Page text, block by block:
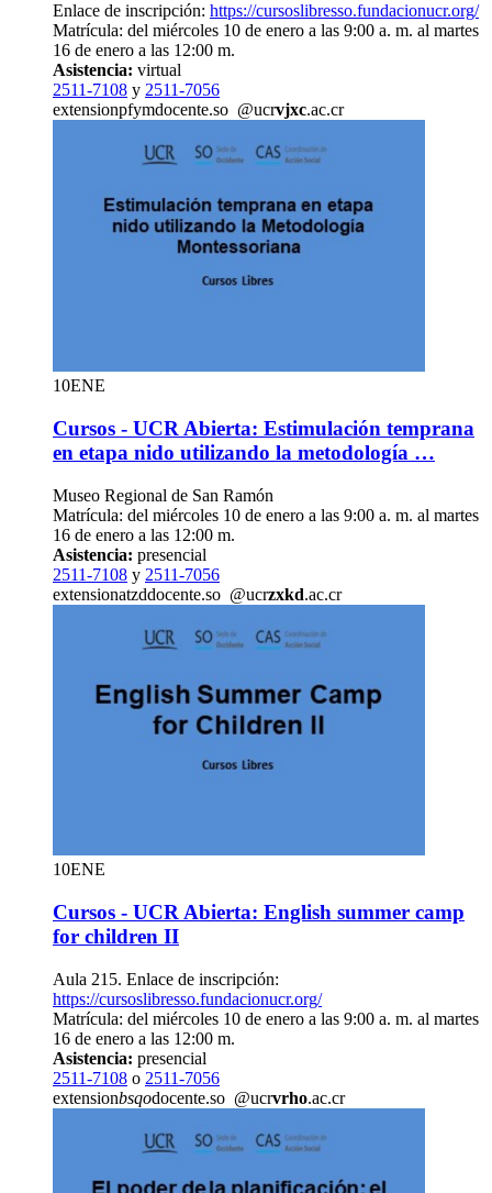
Enlace de inscripción: https://cursoslibresso.fundacionucr.org/
Matrícula: del miércoles 10 de enero a las 9:00 a. m. al martes
16 de enero a las 12:00 m.
Asistencia: virtual
2511-7108 y 2511-7056
extensionpfymdocente.so @ucrvjxc.ac.cr
10ENE
Cursos - UCR Abierta: Estimulación temprana
en etapa nido utilizando la metodología …
Museo Regional de San Ramón
Matrícula: del miércoles 10 de enero a las 9:00 a. m. al martes
16 de enero a las 12:00 m.
Asistencia: presencial
2511-7108 y 2511-7056
extensionatzddocente.so @ucrzxkd.ac.cr
10ENE
Cursos - UCR Abierta: English summer camp
for children II
Aula 215. Enlace de inscripción:
https://cursoslibresso.fundacionucr.org/
Matrícula: del miércoles 10 de enero a las 9:00 a. m. al martes
16 de enero a las 12:00 m.
Asistencia: presencial
2511-7108 o 2511-7056
extensionbsqodocente.so @ucrvrho.ac.cr